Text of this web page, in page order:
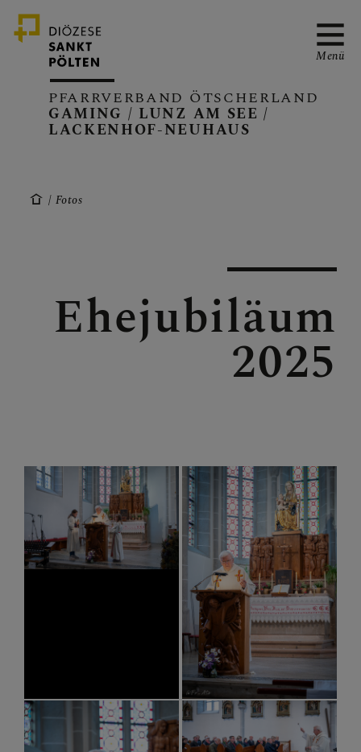
LUNZ/SEE
LACKENHOF - NEUHAUS
PFARRVERBAND ÖTSCHERLAND
GAMING / LUNZ AM SEE /
LACKENHOF-NEUHAUS
Menü
Fotos
Ehejubiläum
2025